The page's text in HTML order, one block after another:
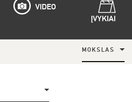
VIDEO
ĮVYKIAI
MOKSLAS